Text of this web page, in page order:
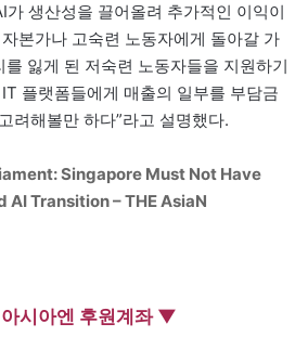
가 생산성을 끌어올려 추가적인 이익이
본가나 고숙련 노동자에게 돌아갈 가
를 잃게 된 저숙련 노동자들을 지원하기
플랫폼들에게 매출의 일부를 부담금
려해볼만 하다”라고 설명했다.
Singapore Must Not Have
Transition – THE AsiaN
시아엔 후원계좌 ▼